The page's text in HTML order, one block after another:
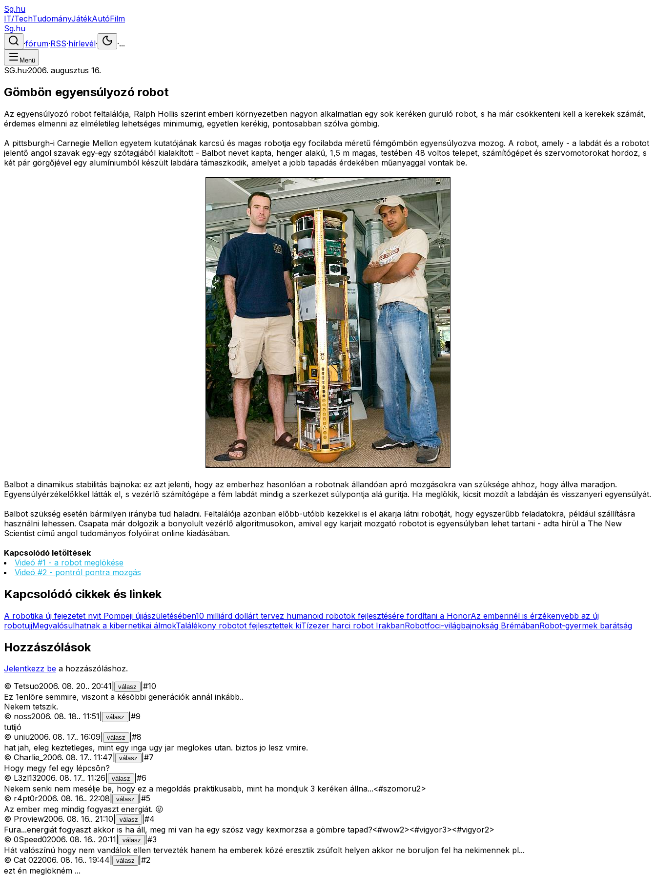
Sg.hu
IT/TechTudományJátékAutóFilm
Sg.hu
·fórum·RSS·hírlevél· ·...
Menü
SG.hu·2006. augusztus 16.
Gömbön egyensúlyozó robot
Az egyensúlyozó robot feltalálója, Ralph Hollis szerint emberi környezetben nagyon alkalmatlan egy sok keréken guruló robot, s ha már csökkenteni kell a kerekek számát,
érdemes elmenni az elméletileg lehetséges minimumig, egyetlen kerékig, pontosabban szólva gömbig.
A pittsburgh-i Carnegie Mellon egyetem kutatójának karcsú és magas robotja egy focilabda méretű fémgömbön egyensúlyozva mozog. A robot, amely - a labdát és a robotot
jelentő angol szavak egy-egy szótagjából kialakított - Balbot nevet kapta, henger alakú, 1,5 m magas, testében 48 voltos telepet, számítógépet és szervomotorokat hordoz, s
két pár görgőjével egy alumíniumból készült labdára támaszkodik, amelyet a jobb tapadás érdekében műanyaggal vontak be.
Balbot a dinamikus stabilitás bajnoka: ez azt jelenti, hogy az emberhez hasonlóan a robotnak állandóan apró mozgásokra van szüksége ahhoz, hogy állva maradjon.
Egyensúlyérzékelőkkel látták el, s vezérlő számítógépe a fém labdát mindig a szerkezet súlypontja alá gurítja. Ha meglökik, kicsit mozdít a labdáján és visszanyeri egyensúlyát.
Balbot szükség esetén bármilyen irányba tud haladni. Feltalálója azonban előbb-utóbb kezekkel is el akarja látni robotját, hogy egyszerűbb feladatokra, például szállításra
használni lehessen. Csapata már dolgozik a bonyolult vezérlő algoritmusokon, amivel egy karjait mozgató robotot is egyensúlyban lehet tartani - adta hírül a The New
Scientist című angol tudományos folyóirat online kiadásában.
Kapcsolódó letöltések
Videó #1 - a robot meglökése
Videó #2 - pontról pontra mozgás
Kapcsolódó cikkek és linkek
A robotika új fejezetet nyit Pompeji újjászületésében10 milliárd dollárt tervez humanoid robotok fejlesztésére fordítani a HonorAz emberinél is érzékenyebb az új
robotujjMegvalósulhatnak a kibernetikai álmokTalálékony robotot fejlesztettek kiTízezer harci robot IrakbanRobotfoci-világbajnokság BrémábanRobot-gyermek barátság
Hozzászólások
Jelentkezz be a hozzászóláshoz.
© Tetsuo2006. 08. 20.. 20:41 válasz #10
Ez 1enlõre semmire, viszont a késõbbi generációk annál inkább..
Nekem tetszik.
© noss2006. 08. 18.. 11:51 válasz #9
tutijó
© uniu2006. 08. 17.. 16:09 válasz #8
hat jah, eleg keztetleges, mint egy inga ugy jar meglokes utan. biztos jo lesz vmire.
© Charlie_ 2006. 08. 17.. 11:47 válasz #7
Hogy megy fel egy lépcsõn?
© L3zl132006. 08. 17.. 11:26 válasz #6
Nekem senki nem mesélje be, hogy ez a megoldás praktikusabb, mint ha mondjuk 3 keréken állna...<#szomoru2>
© r4pt0r2006. 08. 16.. 22:08 válasz #5
Az ember meg mindig fogyaszt energiát. 😛
© Proview2006. 08. 16.. 21:10 válasz #4
Fura...energiát fogyaszt akkor is ha áll, meg mi van ha egy szösz vagy kexmorzsa a gömbre tapad?<#wow2><#vigyor3><#vigyor2>
© 0Speed02006. 08. 16.. 20:11 válasz #3
Hát valószínú hogy nem vandálok ellen tervezték hanem ha emberek közé eresztik zsúfolt helyen akkor ne boruljon fel ha nekimennek pl...
© Cat 022006. 08. 16.. 19:44 válasz #2
ezt én meglökném ...